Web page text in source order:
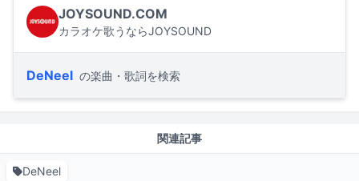
JOYSOUND.COM
カラオケ歌うならJOYSOUND
DeNeel の楽曲・歌詞を検索
関連記事
DeNeel